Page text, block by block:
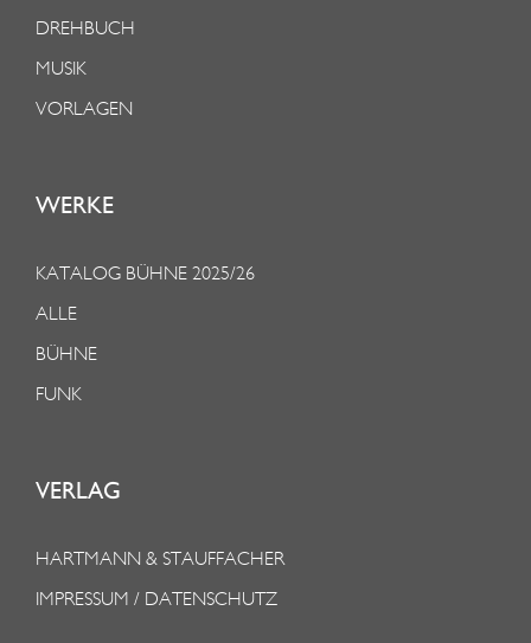
DREHBUCH
MUSIK
VORLAGEN
WERKE
KATALOG BÜHNE 2025/26
ALLE
BÜHNE
FUNK
VERLAG
HARTMANN & STAUFFACHER
IMPRESSUM / DATENSCHUTZ